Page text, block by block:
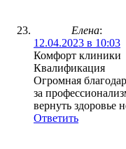
Елена:
12.04.2023 в 10:03
Комфорт клиники
Квалификация
Огромная
за
вернуть здоровье
Ответить